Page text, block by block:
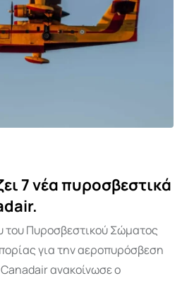
7 νέα πυροσβεστικά
του Πυροσβεστικού Σώματος
για την αεροπυρόσβεση
ανακοίνωσε ο